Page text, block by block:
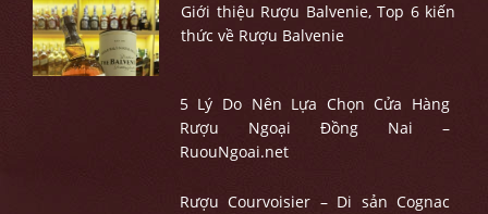
Giới thiệu Rượu Balvenie, Top 6 kiến
thức về Rượu Balvenie
5 Lý Do Nên Lựa Chọn Cửa Hàng
Rượu Ngoại Đồng Nai –
RuouNgoai.net
Rượu Courvoisier – Di sản Cognac